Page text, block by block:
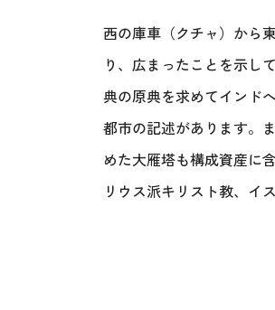
西の庫車（クチャ）から
り、広まったことを示し
典の原典を求めてインド
都市の記述があります。
めた大雁塔も構成資産に
リウス派キリスト教、イ